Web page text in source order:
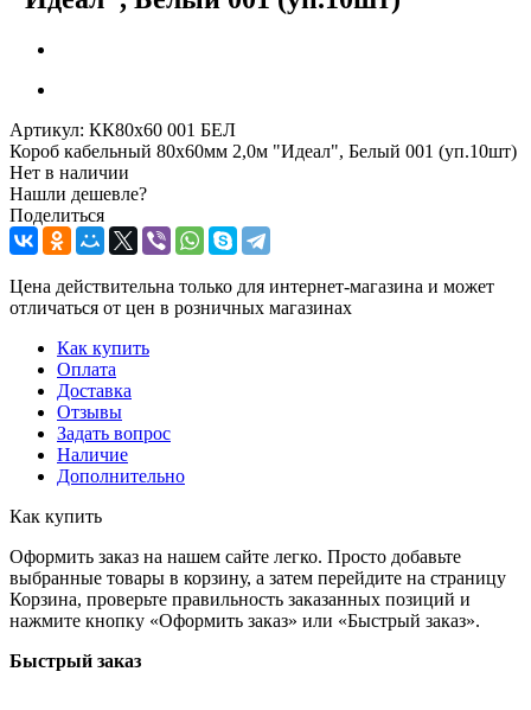
Артикул: КК80х60 001 БЕЛ
Короб кабельный 80х60мм 2,0м "Идеал", Белый 001 (уп.10шт)
Нет в наличии
Нашли дешевле?
Поделиться
Цена действительна только для интернет-магазина и может
отличаться от цен в розничных магазинах
Как купить
Оплата
Доставка
Отзывы
Задать вопрос
Наличие
Дополнительно
Как купить
Оформить заказ на нашем сайте легко. Просто добавьте
выбранные товары в корзину, а затем перейдите на страницу
Корзина, проверьте правильность заказанных позиций и
нажмите кнопку «Оформить заказ» или «Быстрый заказ».
Быстрый заказ